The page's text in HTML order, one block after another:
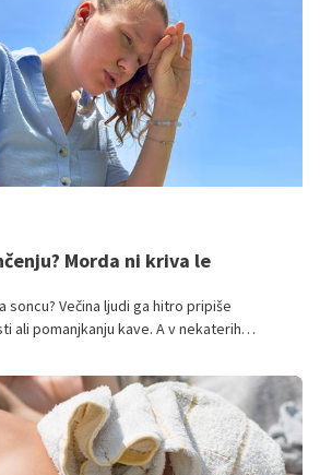
Morda ni kriva le
soncu? Večina ljudi ga hitro pripiše
ali pomanjkanju kave. A v nekaterih